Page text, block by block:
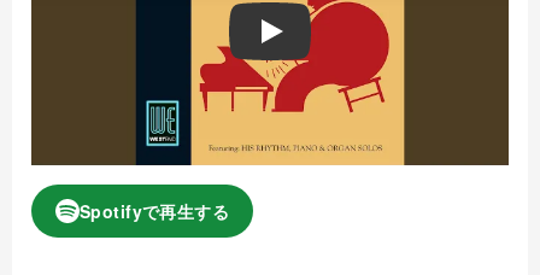
Play
Spotifyで再生する